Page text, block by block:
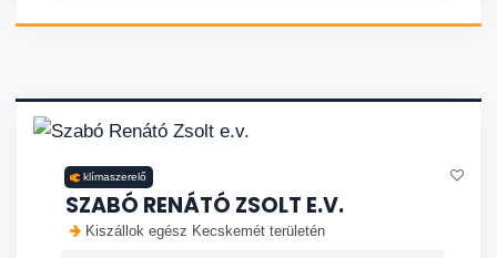
klímaszerelő
SZABÓ RENÁTÓ ZSOLT E.V.
Kiszállok egész Kecskemét területén